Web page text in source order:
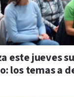
este jueves
los temas a